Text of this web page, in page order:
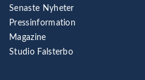
Senaste Nyheter
Pressinformation
Magazine
Studio Falsterbo